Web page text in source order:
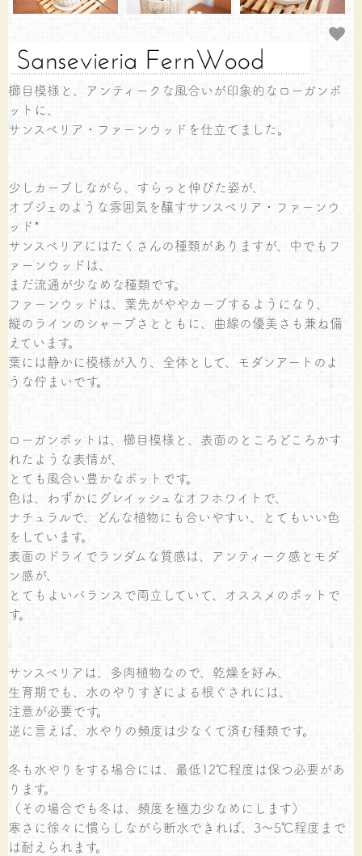
櫛目模様と、アンティークな風合いが印象的なローガンポ
ットに、
サンスベリア・ファーンウッドを仕立てました。
少しカーブしながら、すらっと伸びた姿が、
オブジェのような雰囲気を醸すサンスベリア・ファーンウ
ッド*
サンスベリアにはたくさんの種類がありますが、中でもフ
ァーンウッドは、
まだ流通が少なめな種類です。
ファーンウッドは、葉先がややカーブするようになり、
縦のラインのシャープさとともに、曲線の優美さも兼ね備
えています。
葉には静かに模様が入り、全体として、モダンアートのよ
うな佇まいです。
ローガンポットは、櫛目模様と、表面のところどころかす
れたような表情が、
とても風合い豊かなポットです。
色は、わずかにグレイッシュなオフホワイトで、
ナチュラルで、どんな植物にも合いやすい、とてもいい色
をしています。
表面のドライでランダムな質感は、アンティーク感とモダ
ン感が、
とてもよいバランスで両立していて、オススメのポットで
す。
サンスベリアは、多肉植物なので、乾燥を好み、
生育期でも、水のやりすぎによる根ぐされには、
注意が必要です。
逆に言えば、水やりの頻度は少なくて済む種類です。
冬も水やりをする場合には、最低12℃程度は保つ必要があ
ります。
（その場合でも冬は、頻度を極力少なめにします）
寒さに徐々に慣らしながら断水できれば、3～5℃程度まで
は耐えられます。